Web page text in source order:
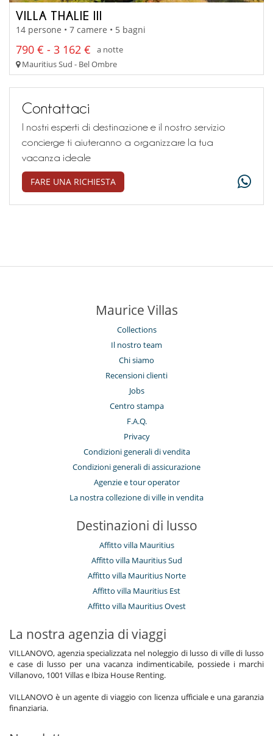
VILLA THALIE III
14 persone • 7 camere • 5 bagni
790 € - 3 162 €
a notte
Mauritius Sud - Bel Ombre
Contattaci
I nostri esperti di destinazione e il nostro servizio
concierge ti aiuteranno a organizzare la tua
vacanza ideale
FARE UNA RICHIESTA
Maurice Villas
Collections
Il nostro team
Chi siamo
Recensioni clienti
Jobs
Centro stampa
F.A.Q.
Privacy
Condizioni generali di vendita
Condizioni generali di assicurazione
Agenzie e tour operator
La nostra collezione di ville in vendita
Destinazioni di lusso
Affitto villa Mauritius
Affitto villa Mauritius Sud
Affitto villa Mauritius Norte
Affitto villa Mauritius Est
Affitto villa Mauritius Ovest
La nostra agenzia di viaggi
VILLANOVO, agenzia specializzata nel noleggio di lusso di ville di lusso
e case di lusso per una vacanza indimenticabile, possiede i marchi
Villanovo, 1001 Villas e Ibiza House Renting.
VILLANOVO è un agente di viaggio con licenza ufficiale e una garanzia
finanziaria.